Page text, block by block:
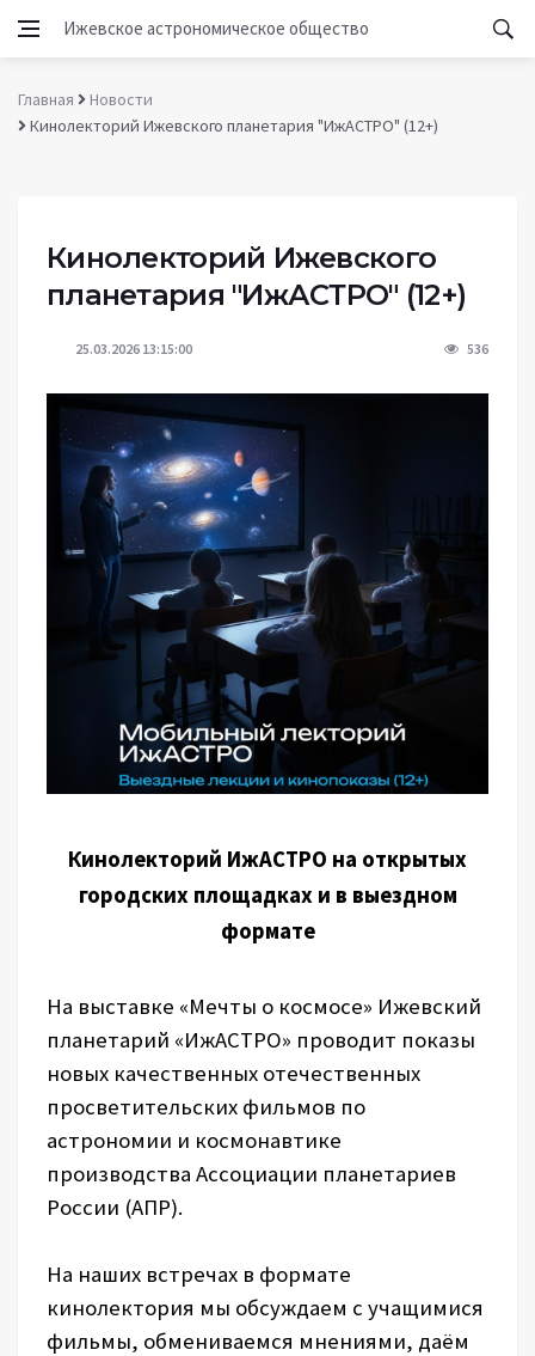
Ижевское астрономическое общество
Главная
Новости
Кинолекторий Ижевского планетария "ИжАСТРО" (12+)
Кинолекторий Ижевского
планетария "ИжАСТРО" (12+)
25.03.2026 13:15:00 536
Кинолекторий ИжАСТРО на открытых
городских площадках и в выездном
формате
На выставке «Мечты о космосе» Ижевский
планетарий «ИжАСТРО» проводит показы
новых качественных отечественных
просветительских фильмов по
астрономии и космонавтике
производства Ассоциации планетариев
России (АПР).
На наших встречах в формате
кинолектория мы обсуждаем с учащимися
фильмы, обмениваемся мнениями, даём